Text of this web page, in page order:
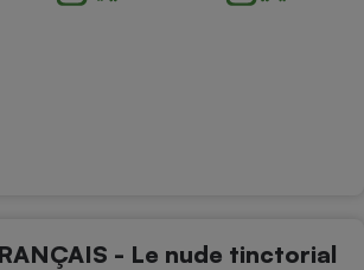
- Le nude tinctorial